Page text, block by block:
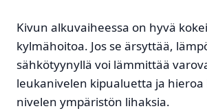
Kivun alkuvaiheessa on hyvä
kylmähoitoa. Jos se ärsyttää,
sähkötyynyllä voi lämmittää
leukanivelen kipualuetta ja hieroa
nivelen ympäristön lihaksia.